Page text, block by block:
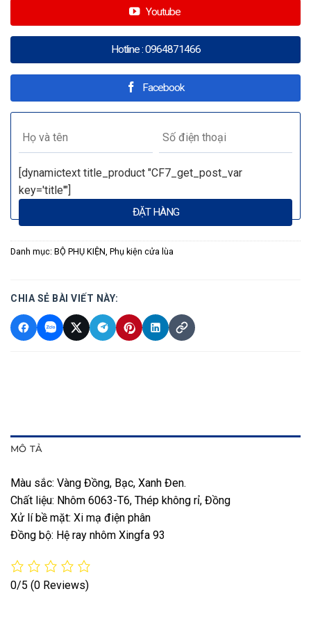
Youtube
Hotline : 0964871466
Facebook
[dynamictext title_product "CF7_get_post_var
key='title'"]
Danh mục: BỘ PHỤ KIỆN, Phụ kiện cửa lùa
CHIA SẺ BÀI VIẾT NÀY:
MÔ TẢ
Màu sắc: Vàng Đồng, Bạc, Xanh Đen.
Chất liệu: Nhôm 6063-T6, Thép không rỉ, Đồng
Xử lí bề mặt: Xi mạ điện phân
Đồng bộ: Hệ ray nhôm Xingfa 93
0/5 (0 Reviews)